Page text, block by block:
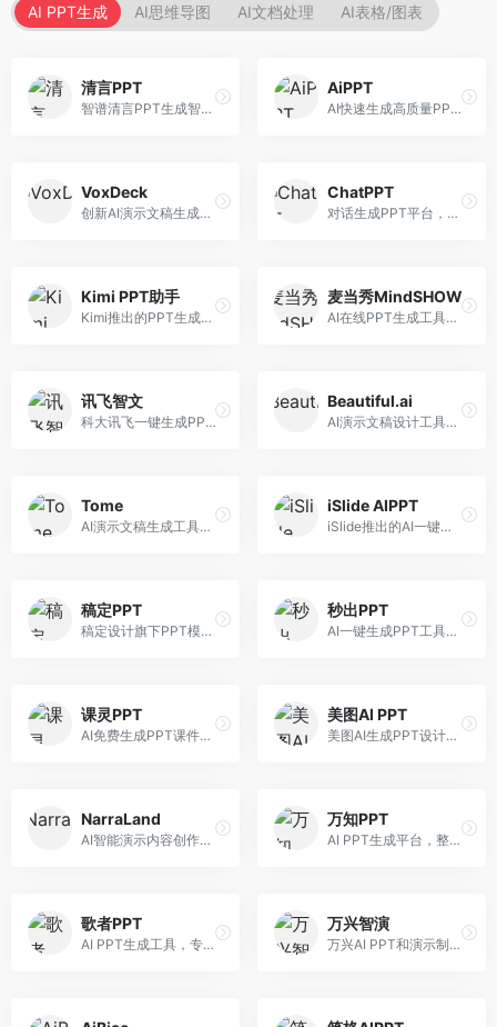
AI PPT生成 AI思维导图 AI文档处理 AI表格/图表
清言PPT
智谱清言PPT生成智能体，基于GLM大模型。面向智谱用户，支持对话生成PPT、内容优化等服务，与智谱生态深度整合。
AiPPT
AI快速生成高质量PPT平台，支持主题定制。面向职场人士和学生，提供一键生成、模板选择、内容优化等服务，PPT制作速度快，设计质量高。
VoxDeck
创新AI演示文稿生成工具，支持语音交互创作。面向职场人士，支持语音输入、PPT生成、内容优化等功能，语音创作体验便捷。
ChatPPT
对话生成PPT平台，支持自然语言交互创作。面向职场人士和教育工作者，通过对话方式完成PPT制作，交互体验友好，创作过程直观。
Kimi PPT助手
Kimi推出的PPT生成智能体，整合长文本处理能力。面向职场人士和学生，支持文档解析、PPT生成、内容优化等服务，与Kimi生态深度整合。
麦当秀MindSHOW
AI在线PPT生成工具，支持思维导图转PPT。面向职场人士，提供思维导图导入、PPT生成、模板选择等服务，思维导图转PPT效率高。
讯飞智文
科大讯飞一键生成PPT和Word工具，整合语音技术。面向职场人士，支持语音输入、文档生成、格式调整等功能，办公效率显著提升。
Beautiful.ai
AI演示文稿设计工具，专注于自动化设计排版。面向职场人士，提供智能排版、模板选择、设计优化等服务，设计美观度高。
Tome
AI演示文稿生成工具，专注于故事化演示创作。面向创业者和营销人员，提供故事叙述、视觉设计、内容生成等服务，演示文稿叙事性强。
iSlide AIPPT
iSlide推出的AI一键设计精美PPT工具。面向PPT设计用户，提供模板库、内容生成、设计优化等服务，与iSlide插件深度整合。
稿定PPT
稿定设计旗下PPT模板资源库，整合AI生成功能。面向设计师和职场人士，提供海量PPT模板、AI内容生成等服务，模板质量高。
秒出PPT
AI一键生成PPT工具，专注于快速演示文稿制作。面向职场人士，支持主题输入、内容生成、模板套用等功能，PPT生成速度快，适合紧急制作场景。
课灵PPT
AI免费生成PPT课件平台，专注于教育场景。面向教师和教育工作者，提供课件生成、教学设计、模板选择等服务，教育适配性强。
美图AI PPT
美图AI生成PPT设计工具，整合图像处理能力。面向设计师和职场人士，提供PPT生成、图片美化、设计优化等服务，视觉设计美观。
NarraLand
AI智能演示内容创作平台，专注于叙事演示。面向内容创作者，提供故事创作、演示生成、动画设计等服务，演示内容生动有趣。
万知PPT
AI PPT生成平台，整合知识库与创作功能。面向职场人士，支持内容检索、PPT生成、设计优化等服务，知识整合能力强。
歌者PPT
AI PPT生成工具，专注于演示文稿智能创作。面向职场人士，支持主题输入、内容生成、设计美化等功能，PPT制作效率高。
万兴智演
万兴AI PPT和演示制作软件，整合视频演示功能。面向职场人士和教育工作者，提供PPT生成、演示录制、视频制作等服务，演示功能完善。